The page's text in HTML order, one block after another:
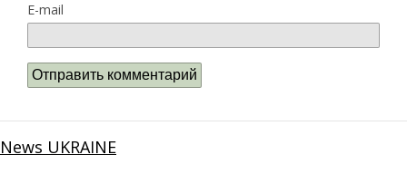
E-mail
News UKRAINE